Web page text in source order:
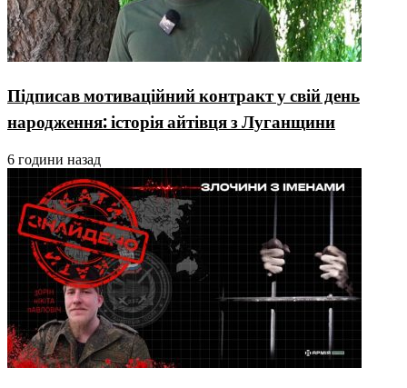
Підписав мотиваційний контракт у свій день
народження: історія айтівця з Луганщини
6 години назад